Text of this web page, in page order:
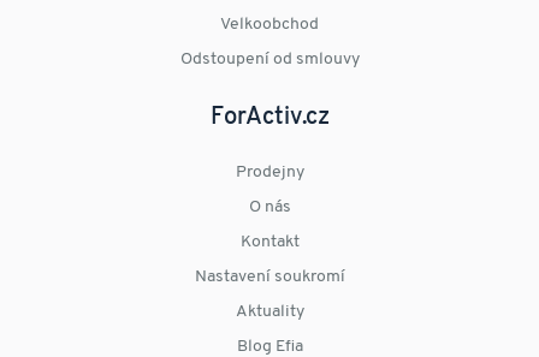
Velkoobchod
Odstoupení od smlouvy
ForActiv.cz
Prodejny
O nás
Kontakt
Nastavení soukromí
Aktuality
Blog Efia